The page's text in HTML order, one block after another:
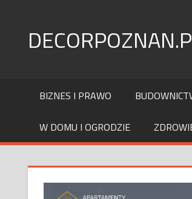
content
BIZNES I PRAWO
W DOMU I OGRODZIE